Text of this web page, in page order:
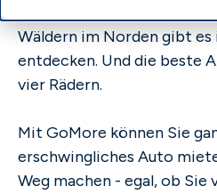
Von den Schären im
Wäldern im Norden gibt es
entdecken. Und die beste
vier Rädern.
Mit GoMore können Sie
erschwingliches Auto
Weg machen - egal, ob